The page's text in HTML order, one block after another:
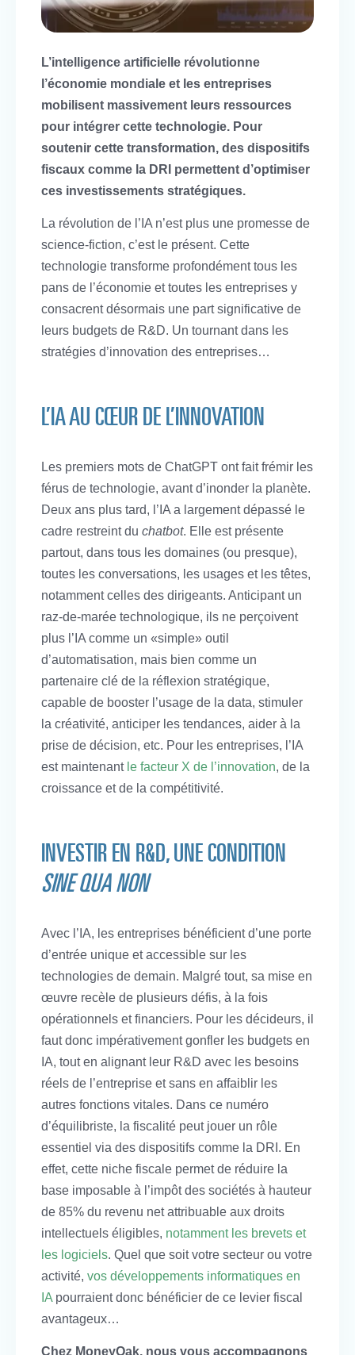
L’intelligence artificielle révolutionne
l’économie mondiale et les entreprises
mobilisent massivement leurs ressources
pour intégrer cette technologie. Pour
soutenir cette transformation, des dispositifs
fiscaux comme la DRI permettent d’optimiser
ces investissements stratégiques.
La révolution de l’IA n’est plus une promesse de
science-fiction, c’est le présent. Cette
technologie transforme profondément tous les
pans de l’économie et toutes les entreprises y
consacrent désormais une part significative de
leurs budgets de R&D. Un tournant dans les
stratégies d’innovation des entreprises…
L’IA AU CŒUR DE L’INNOVATION
Les premiers mots de ChatGPT ont fait frémir les
férus de technologie, avant d’inonder la planète.
Deux ans plus tard, l’IA a largement dépassé le
cadre restreint du chatbot. Elle est présente
partout, dans tous les domaines (ou presque),
toutes les conversations, les usages et les têtes,
notamment celles des dirigeants. Anticipant un
raz-de-marée technologique, ils ne perçoivent
plus l’IA comme un «simple» outil
d’automatisation, mais bien comme un
partenaire clé de la réflexion stratégique,
capable de booster l’usage de la data, stimuler
la créativité, anticiper les tendances, aider à la
prise de décision, etc. Pour les entreprises, l’IA
est maintenant le facteur X de l’innovation, de la
croissance et de la compétitivité.
INVESTIR EN R&D, UNE CONDITION
SINE QUA NON
Avec l’IA, les entreprises bénéficient d’une porte
d’entrée unique et accessible sur les
technologies de demain. Malgré tout, sa mise en
œuvre recèle de plusieurs défis, à la fois
opérationnels et financiers. Pour les décideurs, il
faut donc impérativement gonfler les budgets en
IA, tout en alignant leur R&D avec les besoins
réels de l’entreprise et sans en affaiblir les
autres fonctions vitales. Dans ce numéro
d’équilibriste, la fiscalité peut jouer un rôle
essentiel via des dispositifs comme la DRI. En
effet, cette niche fiscale permet de réduire la
base imposable à l’impôt des sociétés à hauteur
de 85% du revenu net attribuable aux droits
intellectuels éligibles, notamment les brevets et
les logiciels. Quel que soit votre secteur ou votre
activité, vos développements informatiques en
IA pourraient donc bénéficier de ce levier fiscal
avantageux…
Chez MoneyOak, nous vous accompagnons